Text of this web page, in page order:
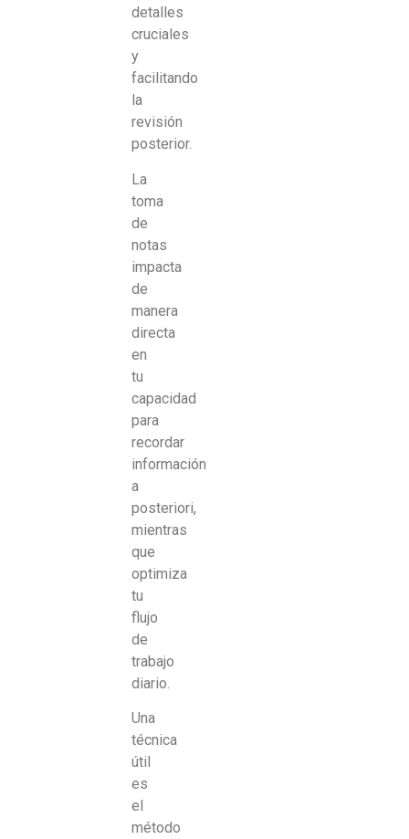
detalles
cruciales
y
facilitando
la
revisión
posterior.
La
toma
de
notas
impacta
de
manera
directa
en
tu
capacidad
para
recordar
información
a
posteriori,
mientras
que
optimiza
tu
flujo
de
trabajo
diario.
Una
técnica
útil
es
el
método